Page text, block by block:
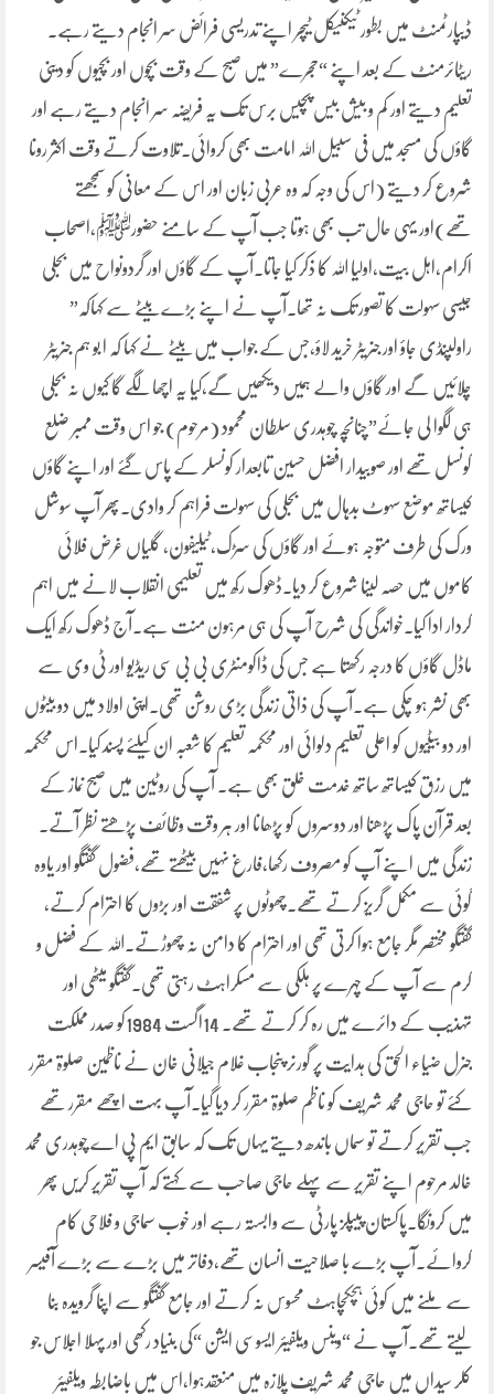
ڈیپارٹمنٹ میں بطور ٹیکنیکل ٹیچر اپنے تدریسی فرائض سر انجام دیتے رہے۔
ریٹائرمنٹ کے بعد اپنے “حجرے” میں صبح کے وقت بچوں اور بچیوں کو دینی
تعلیم دیتے اور کم و بیش بیس پچیس برس تک یہ فریضہ سر انجام دیتے رہے اور
گاؤں کی مسجد میں فی سبیل اللہ امامت بھی کروائی۔تلاوت کرتے وقت اکثر رونا
شروع کر دیتے (اس کی وجہ کہ وہ عربی زبان اور اس کے معانی کو سمجھتے
تھے)اور یہی حال تب بھی ہوتا جب آپ کے سامنے حضورﷺ،اصحاب
اکرام،اہل بیت،اولیا اللہ کا ذکر کیا جاتا۔آپ کے گاؤں اور گردونواح میں بجلی
جیسی سہولت کا تصور تک نہ تھا۔آپ نے اپنے بڑے بیٹے سے کہاکہ”
راولپنڈی جاؤ اور جنریٹر خرید لاؤ،جس کے جواب میں بیٹے نے کہا کہ ا بو ہم جنریٹر
چلائیں گے اور گاؤں والے ہمیں دیکھیں گے،کیا یہ اچھا لگے گا کیوں نہ بجلی
ہی لگوا لی جائے”چنانچہ چوہدری سلطان محمود (مرحوم) جو اس وقت ممبر ضلع
کونسل تھے اور صوبیدار افضل حسین تابعدار کونسلر کے پاس گئے اور اپنے گاؤں
کیساتھ موضع سہوٹ بدہال میں بجلی کی سہولت فراہم کر وادی۔پھر آپ سوشل
ورک کی طرف متوجہ ہوئے اور گاؤں کی سڑک،ٹیلیفون، گلیاں غرض فلائی
کاموں میں حصہ لینا شروع کر دیا۔ڈھوک رکھ میں تعلیمی انقلاب لانے میں اہم
کردار ادا کیا۔خواندگی کی شرح آپ کی ہی مرہون منت ہے۔آج ڈھوک رکھ ایک
ماڈل گاؤں کا درجہ رکھتا ہے جس کی ڈاکومنٹری بی بی سی ریڈیو اور ٹی وی سے
بھی نشر ہو چکی ہے۔آپ کی ذاتی زندگی بڑی روشن تھی۔اپنی اولاد میں دو بیٹوں
اور دو بیٹیوں کو اعلی تعلیم دلوائی اور محکمہ تعلیم کا شعبہ ان کیلئے پسند کیا۔اس محکمہ
میں رزق کیساتھ ساتھ خدمت خلق بھی ہے۔ آپ کی روٹین میں صبح نماز کے
بعد قرآن پاک پڑھنا اور دوسروں کو پڑھانا اور ہر وقت وظائف پڑھتے نظر آتے۔
زندگی میں اپنے آپ کو مصروف رکھا،فارغ نہیں بیٹھتے تھے،فضول گفتگو اور یاوہ
گوئی سے مکمل گریز کرتے تھے۔چھوٹوں پر شفقت اور بڑوں کا احترام کرتے،
گفتگو مختصر مگر جامع ہوا کرتی تھی اور احترام کا دامن نہ چھوڑتے۔اللہ کے فضل و
کرم سے آپ کے چہرے پر ہلکی سے مسکراہٹ رہتی تھی۔گفتگو میٹھی اور
تہذیب کے دائرے میں رہ کر کرتے تھے۔ 14اگست 1984کو صدر مملکت
جنرل ضیاء الحق کی ہدایت پر گورنر پنجاب غلام جیلانی خان نے ناظمین صلوۃ مقرر
کئے تو حاجی محمد شریف کو ناظم صلوۃ مقرر کر دیا گیا۔آپ بہت اچھے مقرر تھے
جب تقریر کرتے تو سماں باندھ دیتے یہاں تک کہ سابق ایم پی اے چوہدری محمد
خالد مرحوم اپنے تقریر سے پہلے حاجی صاحب سے کہتے کہ آپ تقریر کریں پھر
میں کرونگا۔پاکستان پیپلز پارٹی سے وابستہ رہے اور خوب سماجی و فلاحی کام
کروائے۔آپ بڑے با صلاحیت انسان تھے،دفاتر میں بڑے سے بڑے آفیسر
سے ملنے میں کوئی ہچکچاہٹ محسوس نہ کرتے اور جامع گفتگو سے اپنا گرویدہ بنا
لیتے تھے۔آپ نے “وینس ویلفیئر ایسوسی ایشن “کی بنیاد رکھی اور پہلا اجلاس جو
کلر سیداں میں حاجی محمد شریف پلازہ میں منعقدہوا،اس میں باضابطہ ویلفیئر